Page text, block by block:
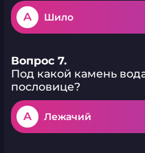
A Шило
Вопрос 7.
Под какой камень
пословице?
A Лежачий